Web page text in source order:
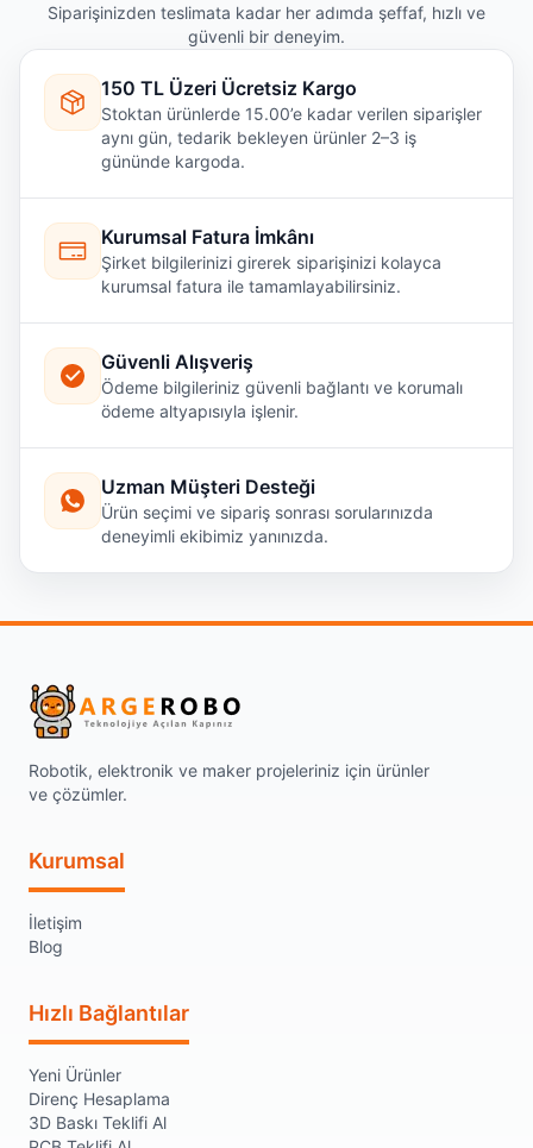
Siparişinizden teslimata kadar her adımda şeffaf, hızlı ve
güvenli bir deneyim.
150 TL Üzeri Ücretsiz Kargo
Stoktan ürünlerde 15.00’e kadar verilen siparişler
aynı gün, tedarik bekleyen ürünler 2–3 iş
gününde kargoda.
Kurumsal Fatura İmkânı
Şirket bilgilerinizi girerek siparişinizi kolayca
kurumsal fatura ile tamamlayabilirsiniz.
Güvenli Alışveriş
Ödeme bilgileriniz güvenli bağlantı ve korumalı
ödeme altyapısıyla işlenir.
Uzman Müşteri Desteği
Ürün seçimi ve sipariş sonrası sorularınızda
deneyimli ekibimiz yanınızda.
Robotik, elektronik ve maker projeleriniz için ürünler
ve çözümler.
Kurumsal
İletişim
Blog
Hızlı Bağlantılar
Yeni Ürünler
Direnç Hesaplama
3D Baskı Teklifi Al